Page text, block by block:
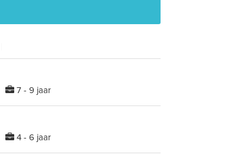
7 - 9 jaar
4 - 6 jaar